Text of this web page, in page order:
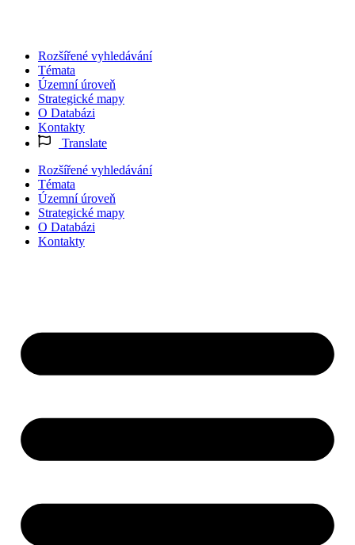
Rozšířené vyhledávání
Témata
Územní úroveň
Strategické mapy
O Databázi
Kontakty
Translate
Rozšířené vyhledávání
Témata
Územní úroveň
Strategické mapy
O Databázi
Kontakty